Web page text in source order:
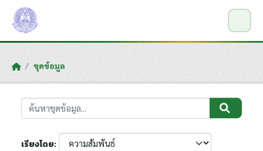
Skip to main content
ชุดข้อมูล
เรียงโดย